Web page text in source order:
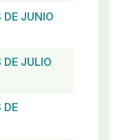
DE JUNIO
DE JULIO
DE